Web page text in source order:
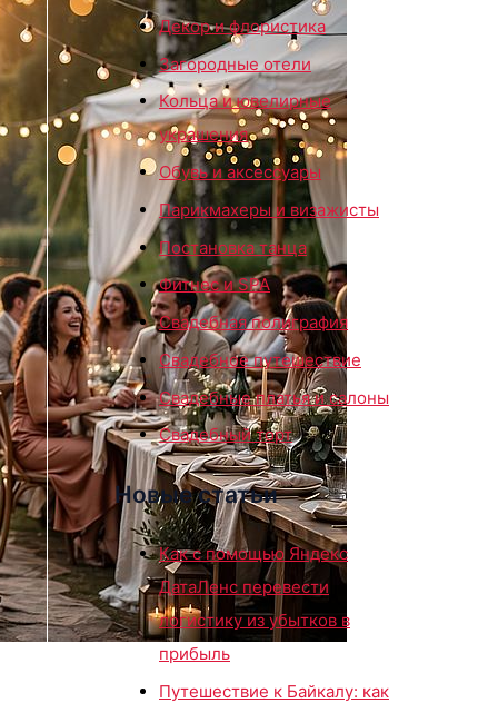
Декор и флористика
Загородные отели
Кольца и ювелирные
украшения
Обувь и аксессуары
Парикмахеры и визажисты
Постановка танца
Фитнес и SPA
Свадебная полиграфия
Свадебное путешествие
Свадебные платья и салоны
Свадебный торт
Новые статьи
Как с помощью Яндекс
ДатаЛенс перевести
логистику из убытков в
прибыль
Путешествие к Байкалу: как